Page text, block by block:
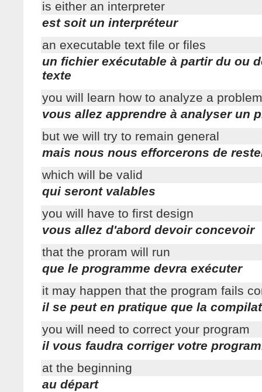
is either an interpreter
est soit un interpréteur
an executable text file or files
un fichier exécutable à partir du ou
texte
you will learn how to analyze a problem
vous allez apprendre à analyser un
but we will try to remain general
mais nous nous efforcerons de
which will be valid
qui seront valables
you will have to first design
vous allez d'abord devoir concevoir
that the proram will run
que le programme devra exécuter
it may happen that the program fails
il se peut en pratique que la
you will need to correct your program
il vous faudra corriger votre
at the beginning
au départ